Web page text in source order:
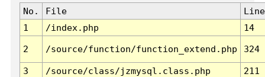
No. File
Line
1
/index.php 14
2 /source/function/function_extend.php 324
3 /source/class/jzmysql.class.php
211